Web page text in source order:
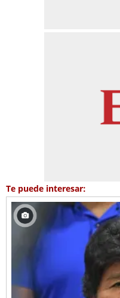
Te puede interesar: